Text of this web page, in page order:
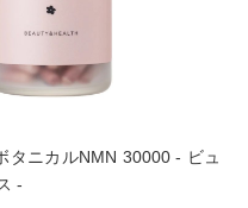
タニカルNMN 30000 - ビュ
-